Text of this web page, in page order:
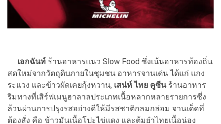
เอกฉันท์ ร้านอาหารแนว Slow Food ซึ่งเน้นอาหารท้องถิ่น
สดใหม่จากวัตถุดิบภายในชุมชน อาหารจานเด่น ได้แก่ แกง
ระแวง และข้าวผัดเคยกุ้งหวาน, เสน่ห์ ไทย คูซีนร้านอาหาร
ริมทางที่เสิร์ฟเมนูฮาลาลประเภทเนื้อหลากหลายรายการซึ่ง
ล้วนผ่านการปรุงรสอย่างดีให้มีรสชาติกลมกล่อม จานเด็ดที่
ต้องสั่ง คือ ข้าวมันเนื้อโปะไข่แดง และต้มยำไทยเนื้อน่อง